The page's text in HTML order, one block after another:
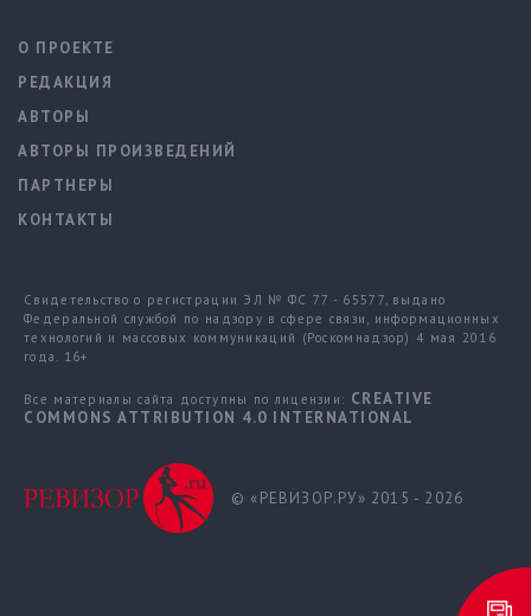
О ПРОЕКТЕ
РЕДАКЦИЯ
АВТОРЫ
АВТОРЫ ПРОИЗВЕДЕНИЙ
ПАРТНЕРЫ
КОНТАКТЫ
Свидетельство о регистрации ЭЛ № ФС 77 - 65577, выдано
Федеральной службой по надзору в сфере связи, информационных
технологий и массовых коммуникаций (Роскомнадзор) 4 мая 2016
года. 16+
Все материалы сайта доступны по лицензии: CREATIVE
COMMONS ATTRIBUTION 4.0 INTERNATIONAL
© «РЕВИЗОР.РУ» 2015 - 2026